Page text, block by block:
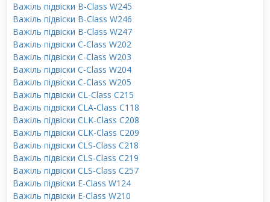
Важіль підвіски B-Class W245
Важіль підвіски B-Class W246
Важіль підвіски B-Class W247
Важіль підвіски C-Class W202
Важіль підвіски C-Class W203
Важіль підвіски C-Class W204
Важіль підвіски C-Class W205
Важіль підвіски CL-Class C215
Важіль підвіски CLA-Class C118
Важіль підвіски CLK-Class C208
Важіль підвіски CLK-Class C209
Важіль підвіски CLS-Class C218
Важіль підвіски CLS-Class C219
Важіль підвіски CLS-Class C257
Важіль підвіски E-Class W124
Важіль підвіски E-Class W210